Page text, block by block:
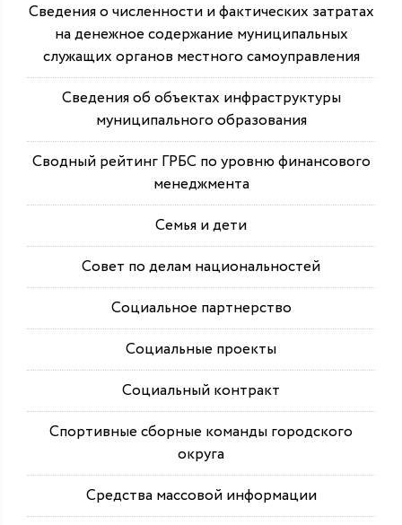
Сведения о численности и фактических затратах
на денежное содержание муниципальных
служащих органов местного самоуправления
Сведения об объектах инфраструктуры
муниципального образования
Сводный рейтинг ГРБС по уровню финансового
менеджмента
Семья и дети
Совет по делам национальностей
Социальное партнерство
Социальные проекты
Социальный контракт
Спортивные сборные команды городского
округа
Средства массовой информации